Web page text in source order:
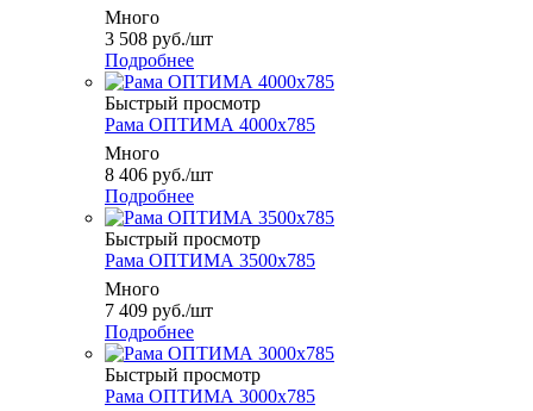
Много
3 508 руб./шт
Подробнее
Быстрый просмотр
Рама ОПТИМА 4000x785
Много
8 406 руб./шт
Подробнее
Быстрый просмотр
Рама ОПТИМА 3500x785
Много
7 409 руб./шт
Подробнее
Быстрый просмотр
Рама ОПТИМА 3000x785